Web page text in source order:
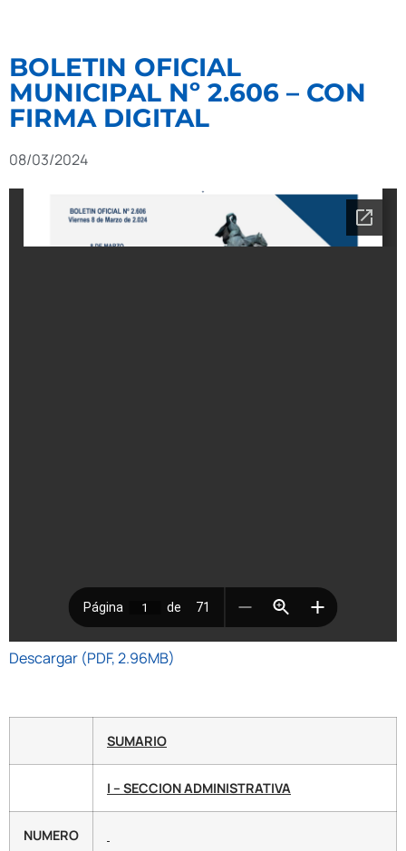
BOLETIN OFICIAL
MUNICIPAL Nº 2.606 – CON
FIRMA DIGITAL
08/03/2024
Descargar (PDF, 2.96MB)
SUMARIO
I – SECCION ADMINISTRATIVA
NUMERO